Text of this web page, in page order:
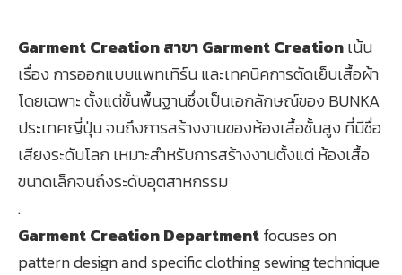
Garment Creation สาขา Garment Creationเน้น
เรื่อง การออกแบบแพทเทิร์น และเทคนิคการตัดเย็บเสื้อผ้า
โดยเฉพาะ ตั้งแต่ขั้นพื้นฐานซึ่งเป็นเอกลักษณ์ของ BUNKA
ประเทศญี่ปุ่น จนถึงการสร้างงานของห้องเสื้อชั้นสูง ที่มีชื่อ
เสียงระดับโลก เหมาะสำหรับการสร้างงานตั้งแต่ ห้องเสื้อ
ขนาดเล็กจนถึงระดับอุตสาหกรรม
.
Garment Creation Departmentfocuses on
pattern design and specific clothing sewing technique